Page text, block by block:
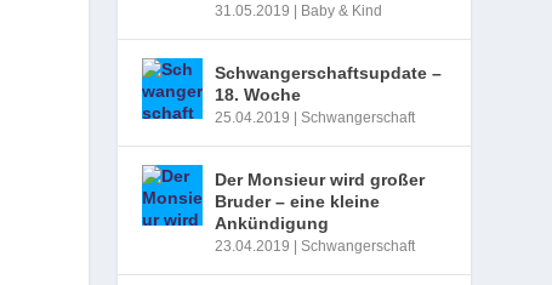
31.05.2019 Baby & Kind
Schwangerschaftsupdate –
18. Woche
25.04.2019 |Schwangerschaft
Der Monsieur wird großer
Bruder – eine kleine
Ankündigung
23.04.2019 |Schwangerschaft